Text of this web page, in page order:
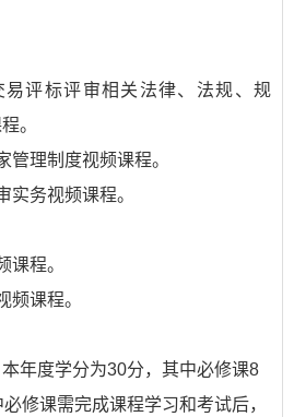
易评标评审相关法律、法规、规
。
管理制度视频课程。
实务视频课程。
课程。
频课程。
年度学分为30分，其中必修课8
修课需完成课程学习和考试后，